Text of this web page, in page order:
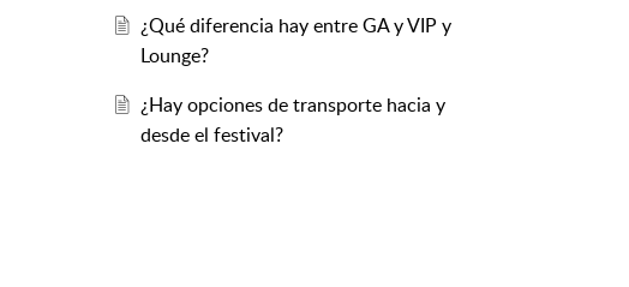
¿Qué diferencia hay entre GA y VIP y
Lounge?
¿Hay opciones de transporte hacia y
desde el festival?